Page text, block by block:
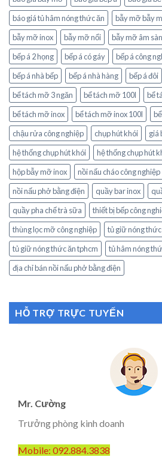
báo giá tủ hâm nóng thức ăn
bẫy mỡ bẫy
bẫy mỡ inox
bẫy mỡ nổi bẫy mỡ âm sàn
bếp á 2 họng
bếp á có gáy bếp á công
bếp á nhà bếp
bếp á nhà hàng bếp á đôi
bể tách mỡ 3 ngăn
bể tách mỡ 100l
bể
bể tách mỡ inox
bể tách mỡ inox 100l
chậu rửa công nghiệp
chụp hút khói
giá
hệ thống chụp hút khói
hệ thống chụp hút
hộp bẫy mỡ inox
nồi nấu cháo công nghiệp
nồi nấu phở bằng điện
quầy bar inox
quầy pha chế trà sữa
thiết bị bếp công
thùng lọc mỡ công nghiệp
tủ giữ nóng
tủ giữ nóng thức ăn tphcm
tủ hâm nóng
địa chỉ bán nồi nấu phở bằng điện
HỖ TRỢ TRỰC TUYẾN
Mr. Cường
Trưởng phòng kinh doanh
Mobile: 092.884.3838